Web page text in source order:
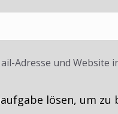
Adresse und Website
lösen, um